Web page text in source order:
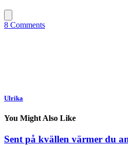
8 Comments
Ulrika
You Might Also Like
Sent på kvällen värmer du